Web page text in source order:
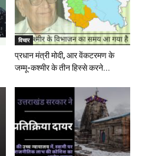
विचार
प्रधान मंत्री मोदी, आर वेंकटरमण के
जम्मू-कश्मीर के तीन हिस्से करने...